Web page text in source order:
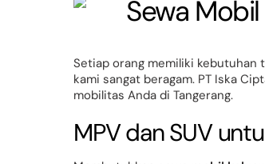
Setiap orang memiliki kebutuhan
kami sangat beragam. PT Iska
mobilitas Anda di Tangerang.
MPV dan SUV